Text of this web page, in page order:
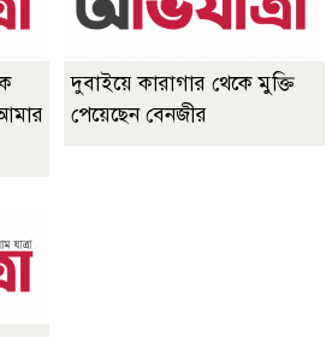
দুবাইয়ে কারাগার থেকে মুক্তি
পেয়েছেন বেনজীর